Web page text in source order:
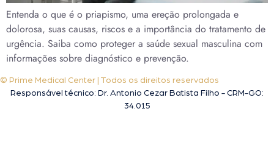
Entenda o que é o priapismo, uma ereção prolongada e
dolorosa, suas causas, riscos e a importância do tratamento de
urgência. Saiba como proteger a saúde sexual masculina com
informações sobre diagnóstico e prevenção.
© Prime Medical Center | Todos os direitos reservados
Responsável técnico: Dr. Antonio Cezar Batista Filho - CRM-GO:
34.015